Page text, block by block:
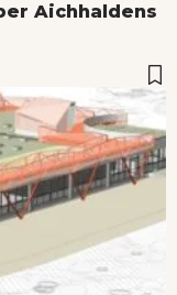
Aichhaldens